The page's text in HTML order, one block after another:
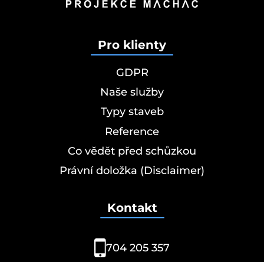
Pro klienty
GDPR
Naše služby
Typy staveb
Reference
Co vědět před schůzkou
Právní doložka (Disclaimer)
Kontakt
704 205 357